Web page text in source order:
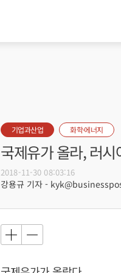
기업과산업 화학·에너지
국제유가 올라, 러
2018-11-30 08:03:16
강용규 기자 -